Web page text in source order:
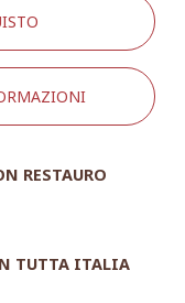
RESTAURO
TUTTA ITALIA